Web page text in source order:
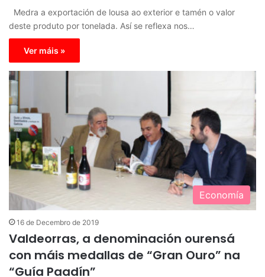
Medra a exportación de lousa ao exterior e tamén o valor
deste produto por tonelada. Así se reflexa nos…
Ver máis »
Economía
16 de Decembro de 2019
Valdeorras, a denominación ourensá
con máis medallas de “Gran Ouro” na
“Guía Paadín”